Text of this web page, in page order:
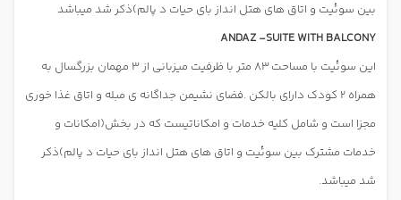
بین سوئیت و اتاق های هتل انداز بای حیات د پالم)ذکر شد میباشد
ANDAZ -SUITE WITH BALCONY
این سوئیت با مساحت 83 متر با ظرفیت میزبانی از 3 مهمان بزرگسال به
همراه 2 کودک دارای بالکن .فضای نشیمن جداگانه ی مبله و اتاق غذا خوری
مجزا است و شامل کلیه خدمات و امکاناتیست که در بخش(امکانات و
خدمات مشترک بین سوئیت و اتاق های هتل انداز بای حیات د پالم)ذکر
شد میباشد.